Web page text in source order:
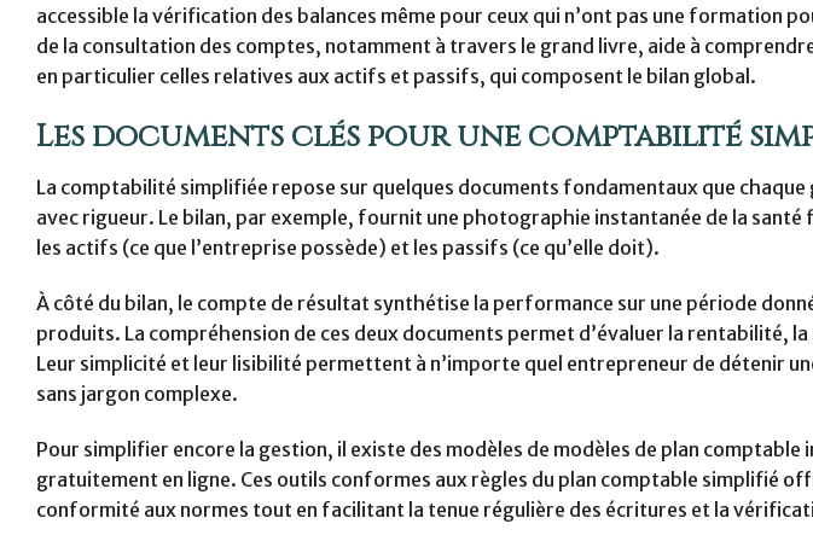
accessible la vérification des balances même pour ceux qui n’ont pas une formation
de la consultation des comptes, notamment à travers le grand livre, aide à
en particulier celles relatives aux actifs et passifs, qui composent le bilan global.
Les documents clés pour une comptabilité
La comptabilité simplifiée repose sur quelques documents fondamentaux que
avec rigueur. Le bilan, par exemple, fournit une photographie instantanée de la santé
les actifs (ce que l’entreprise possède) et les passifs (ce qu’elle doit).
À côté du bilan, le compte de résultat synthétise la performance sur une période
produits. La compréhension de ces deux documents permet d’évaluer la rentabilité,
Leur simplicité et leur lisibilité permettent à n’importe quel entrepreneur de détenir
sans jargon complexe.
Pour simplifier encore la gestion, il existe des modèles de modèles de plan
gratuitement en ligne. Ces outils conformes aux règles du plan comptable simplifié
conformité aux normes tout en facilitant la tenue régulière des écritures et la